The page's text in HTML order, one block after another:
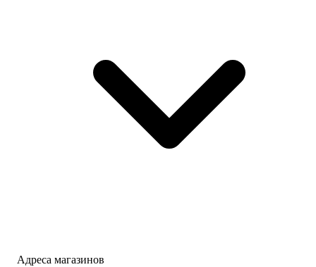
Адреса магазинов